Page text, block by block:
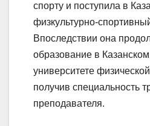
спорту и поступила в
физкультурно-
Впоследствии она
образование в
университете
получив специальность
преподавателя.